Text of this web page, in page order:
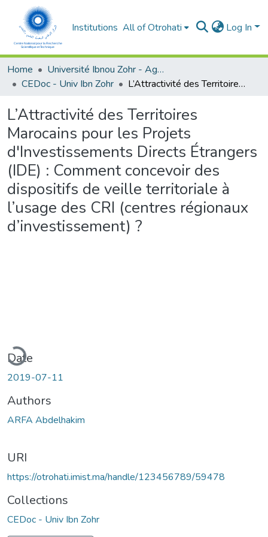
Institutions All of Otrohati Log In
Home
Université Ibnou Zohr - Agadir
CEDoc - Univ Ibn Zohr
L’Attractivité des Territoires Marocains pour les Projets d'Investissements Directs Étrangers (IDE) : Comment concevoir des dispositifs de veille territoriale à l’usage des CRI (centres régionaux d’investissement) ?
L’Attractivité des Territoires
Marocains pour les Projets
d'Investissements Directs Étrangers
(IDE) : Comment concevoir des
dispositifs de veille territoriale à
l’usage des CRI (centres régionaux
d’investissement) ?
Date
2019-07-11
Authors
ARFA Abdelhakim
URI
https://otrohati.imist.ma/handle/123456789/59478
Collections
CEDoc - Univ Ibn Zohr